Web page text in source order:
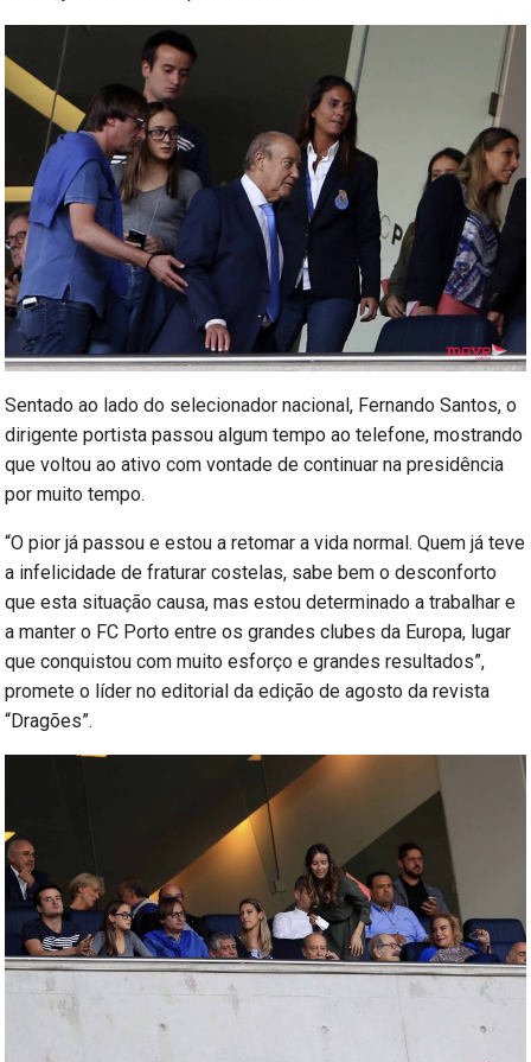
Sentado ao lado do selecionador nacional, Fernando Santos, o
dirigente portista passou algum tempo ao telefone, mostrando
que voltou ao ativo com vontade de continuar na presidência
por muito tempo.
“O pior já passou e estou a retomar a vida normal. Quem já teve
a infelicidade de fraturar costelas, sabe bem o desconforto
que esta situação causa, mas estou determinado a trabalhar e
a manter o FC Porto entre os grandes clubes da Europa, lugar
que conquistou com muito esforço e grandes resultados”,
promete o líder no editorial da edição de agosto da revista
“Dragões”.